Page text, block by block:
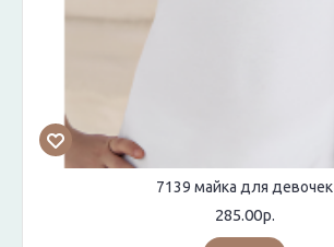
7139 майка для девочек
285.00р.